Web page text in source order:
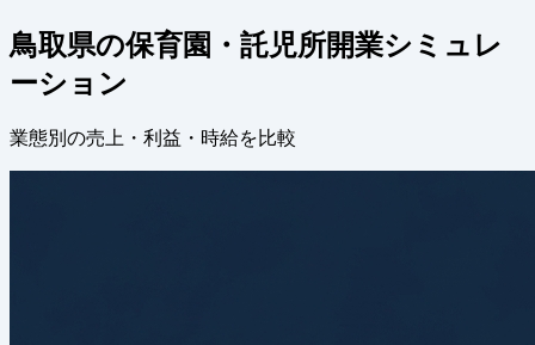
鳥取県の保育園・託児所開業シミュレ
ーション
業態別の売上・利益・時給を比較